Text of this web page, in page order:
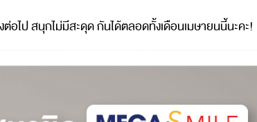
ต่อไปสนุกไม่มีสะดุดกันได้ตลอดทั้งเดือนเมษายนนี้นะคะ!